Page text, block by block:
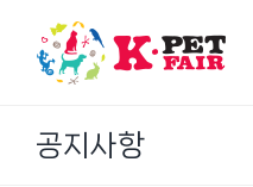
content
공지사항